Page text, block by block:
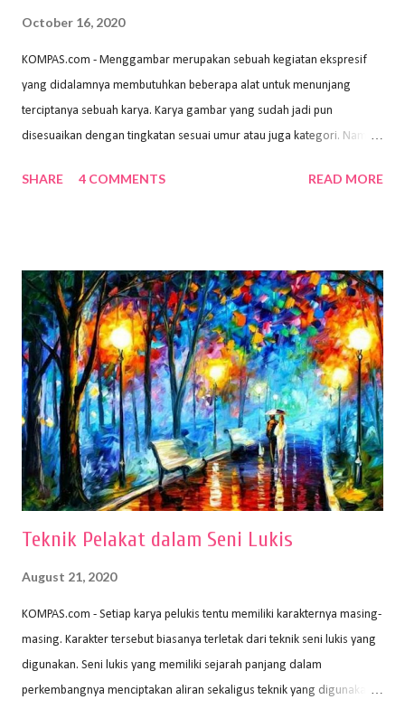
October 16, 2020
KOMPAS.com - Menggambar merupakan sebuah kegiatan ekspresif
yang didalamnya membutuhkan beberapa alat untuk menunjang
terciptanya sebuah karya. Karya gambar yang sudah jadi pun
disesuaikan dengan tingkatan sesuai umur atau juga kategori. Namun,
sehingga hasilnya bisa dilihat. Peran alat dan bahan sangat
memiliki spesifikasi berbeda sesuai jenisnya. Berikut peralatan
menggambar bentuk: 1. Kertas Gambar Kegiatan menggambar
membutuhkan kertas yang baik agar proses pembuatan gambar lebih
nyaman dan maksimal. Bahan kertas yang baik salah satu syaratnya
adalah tidak mudah sobek, mengingat menggambar merupakan
proses menggores dan menghapus. Kertas adalah bahan yang paling
ideal digunakan untuk menggambar. Dalam menggambar
menggunakan pen...
SHARE 4 COMMENTS READ MORE
Teknik Pelakat dalam Seni Lukis
August 21, 2020
KOMPAS.com - Setiap karya pelukis tentu memiliki karakternya masing-
masing. Karakter tersebut biasanya terletak dari teknik seni lukis yang
digunakan. Seni lukis yang memiliki sejarah panjang dalam
perkembangnya menciptakan aliran sekaligus teknik yang digunakan.